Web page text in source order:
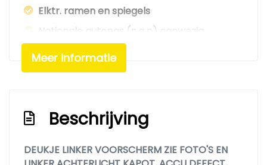
Elktr. ramen en spiegels
Nationale autopas (n.a.p) aanwezig
Schuifdeur rechts
Stabiliteitsregeling (esp)
Exterieur
Antenne
Meer informatie
Beschrijving
DEUKJE LINKER VOORSCHERM ZIE FOTO'S EN